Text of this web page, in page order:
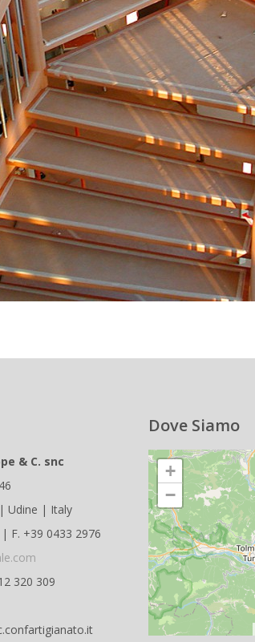
& C. snc
Udine | Italy
F. +39 0433 2976
320 309
Dove Siamo
+
−